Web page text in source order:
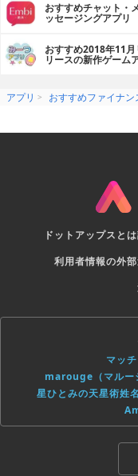
おすすめチャット・
ッセージングアプリ
おすすめ2018年11月
リースの新作ゲーム
アプリ おすすめファイナ
ドットアップスとは
利用者情報の外
マッ
marouge（マルー
星ひとみの天星術姓